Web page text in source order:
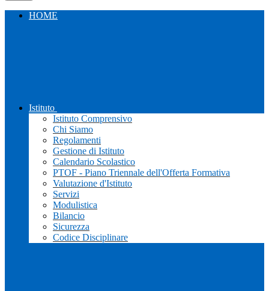
HOME
Istituto
Istituto Comprensivo
Chi Siamo
Regolamenti
Gestione di Istituto
Calendario Scolastico
PTOF - Piano Triennale dell'Offerta Formativa
Valutazione d'Istituto
Servizi
Modulistica
Bilancio
Sicurezza
Codice Disciplinare